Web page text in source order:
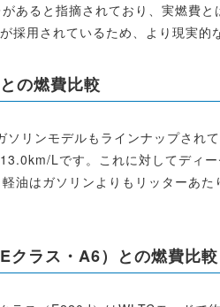
あると指摘されており、実燃費
採用されているため、より現実的
の燃費比較
ソリンモデルもラインナップされ
Lです。これに対してディ
油はガソリンよりもリッターあ
クラス・A6）との燃費比較